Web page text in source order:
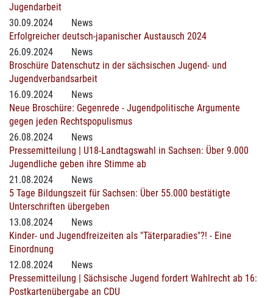
Jugendarbeit
30.09.2024
News
Erfolgreicher deutsch-japanischer Austausch 2024
26.09.2024
News
Broschüre Datenschutz in der sächsischen Jugend- und
Jugendverbandsarbeit
16.09.2024
News
Neue Broschüre: Gegenrede - Jugendpolitische Argumente
gegen jeden Rechtspopulismus
26.08.2024
News
Pressemitteilung | U18-Landtagswahl in Sachsen: Über 9.000
Jugendliche geben ihre Stimme ab
21.08.2024
News
5 Tage Bildungszeit für Sachsen: Über 55.000 bestätigte
Unterschriften übergeben
13.08.2024
News
Kinder- und Jugendfreizeiten als "Täterparadies"?! - Eine
Einordnung
12.08.2024
News
Pressemitteilung | Sächsische Jugend fordert Wahlrecht ab 16:
Postkartenübergabe an CDU